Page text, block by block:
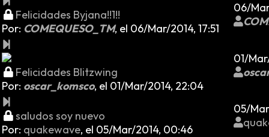
Felicidades Byjana!!1!!
Por: COMEQUESO_TM, el 06/Mar/2014, 17:51
06/
Felicidades Blitzwing
Por: oscar_komsco, el 01/Mar/2014, 22:04
01/
saludos soy nuevo
Por: quakewave, el 05/Mar/2014, 00:46
05/